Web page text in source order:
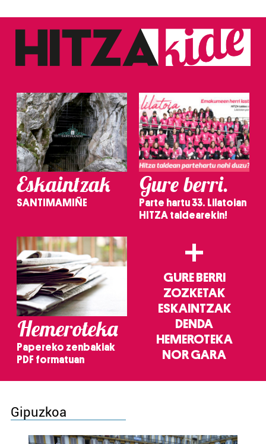
Eskaintzak
SANTIMAMIÑE
Gure berri.
Parte hartu 33. Lilatoian
HITZA taldearekin!
Hemeroteka
Papereko zenbakiak
PDF formatuan
+
GURE BERRI
ZOZKETAK
ESKAINTZAK
DENDA
HEMEROTEKA
NOR GARA
Gipuzkoa